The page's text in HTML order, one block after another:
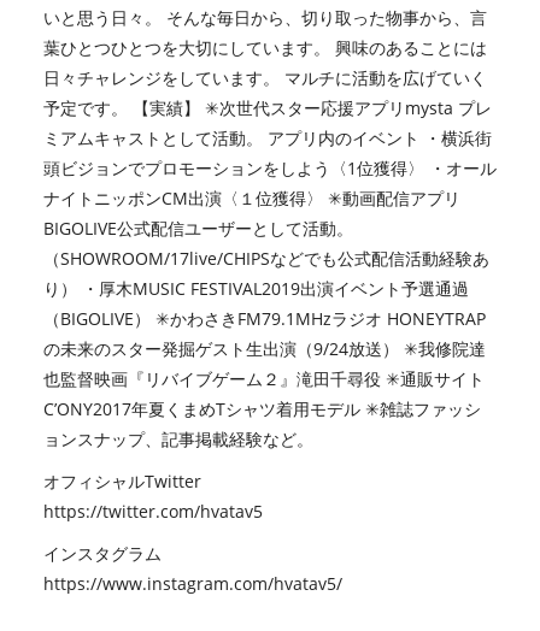
いと思う日々。 そんな毎日から、切り取った物事から、言
葉ひとつひとつを大切にしています。 興味のあることには
日々チャレンジをしています。 マルチに活動を広げていく
予定です。 【実績】 ✳︎次世代スター応援アプリmysta プレ
ミアムキャストとして活動。 アプリ内のイベント ・横浜街
頭ビジョンでプロモーションをしよう〈1位獲得〉 ・オール
ナイトニッポンCM出演〈１位獲得〉 ✳︎動画配信アプリ
BIGOLIVE公式配信ユーザーとして活動。
（SHOWROOM/17live/CHIPSなどでも公式配信活動経験あ
り） ・厚木MUSIC FESTIVAL2019出演イベント予選通過
（BIGOLIVE） ✳︎かわさきFM79.1MHzラジオ HONEYTRAP
の未来のスター発掘ゲスト生出演（9/24放送） ✳︎我修院達
也監督映画『リバイブゲーム２』滝田千尋役 ✳︎通販サイト
C’ONY2017年夏くまめTシャツ着用モデル ✳︎雑誌ファッシ
ョンスナップ、記事掲載経験など。
オフィシャルTwitter
https://twitter.com/hvatav5
インスタグラム
https://www.instagram.com/hvatav5/